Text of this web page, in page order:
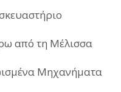
από τη Μέλισσα
Μηχανήματα